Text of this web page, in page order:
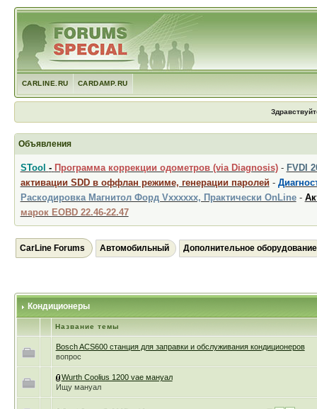
CARLINE.RU CARDAMP.RU
Объявления
STool - Программа коррекции одометров (via Diagnosis)- FVDI
активации SDD в оффлан режиме, генерации паролей -
Раскодировка Магнитол Форд Vxxxxxx, Практически OnLine-
марок EOBD 22.46-22.47
CarLine Forums Автомобильный Дополнительное оборудование
Кондиционеры
Название темы
Bosch ACS600 станция для заправки и обслуживания кондиционеров
вопрос
Wurth Coolius 1200 vae мануал
Ищу мануал